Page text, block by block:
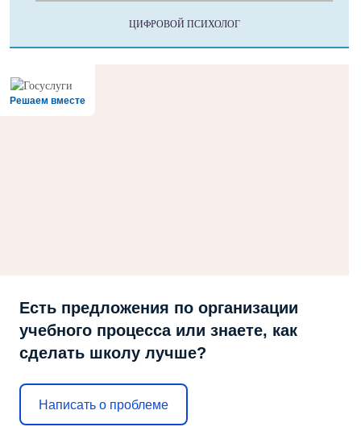
ЦИФРОВОЙ ПСИХОЛОГ
Решаем вместе
Есть предложения по организации
учебного процесса или знаете, как
сделать школу лучше?
Написать о проблеме